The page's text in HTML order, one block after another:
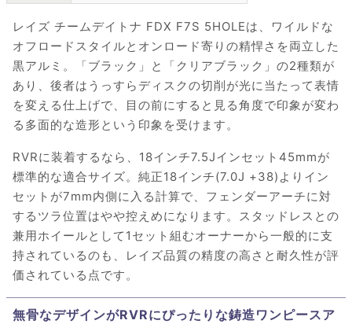
レイズ チームデイトナ FDX F7S 5HOLEは、ワイルドな
オフロードスタイルとオンロード寄りの精悍さを両立した
黒アルミ。「ブラック」と「クリアブラック」の2種類が
あり、後者はうっすらディスクの切削が光に当たって表情
を変える仕上げで、目の前にすると見る角度で印象が変わ
る多面的な造形という印象を受けます。
RVRに装着するなら、18インチ7.5Jインセット45mmが
標準的な適合サイズ。純正18インチ(7.0J +38)よりイン
セットが7mm内側に入る計算で、フェンダーアーチに対
するツラ位置はやや控えめになります。スタッドレスとの
兼用ホイールとして1セット組むオーナーから一般的に支
持されているのも、レイズ品質の精度の高さと耐久性が評
価されている点です。
無骨なデザインがRVRにぴったりな鋳造ワンピースア